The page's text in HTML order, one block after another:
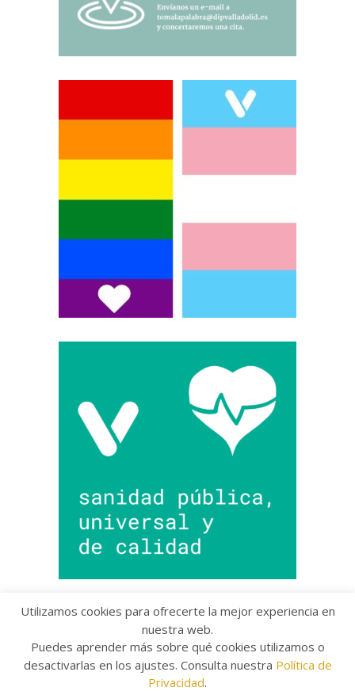
Copyright © 2022 Grupo Provincial Toma la Palabra
Aviso legal /Política de Privacidad/Política de
Cookies
Utilizamos cookies para ofrecerte la mejor experiencia en
nuestra web.
Puedes aprender más sobre qué cookies utilizamos o
desactivarlas en los ajustes. Consulta nuestra Política de
Privacidad.